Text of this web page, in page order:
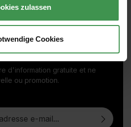
zulassen
Cookies
d'information gratuite et ne
ou promotion.